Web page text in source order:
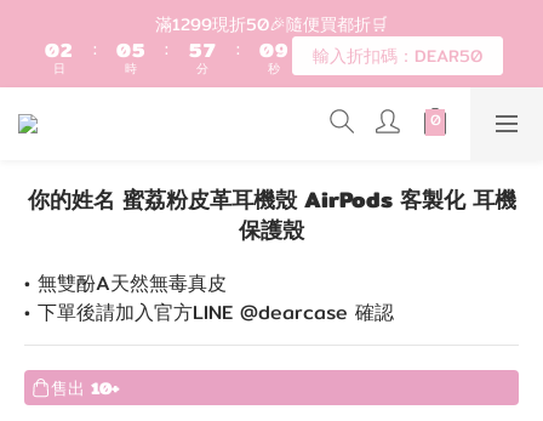
登入會員滿$1200超取免運 - 輸入折扣碼：DEAR20
滿1299現折50🎉隨便買都折🛒
02
1
日
:
05
4
0
時
:
6
5
4
0
8
7
6
2
1
分
:
1
0
9
8
7
3
2
1
秒 輸入折扣碼：DEAR50
歡迎首購!滿1000全館95折! 新客領卷去~
登入會員滿$1200超取免運 - 輸入折扣碼：DEAR20
你的姓名 蜜荔粉皮革耳機殼 AirPods 客製化 耳機
保護殼
• 無雙酚A天然無毒真皮
• 下單後請加入官方LINE @dearcase 確認
售出 10+